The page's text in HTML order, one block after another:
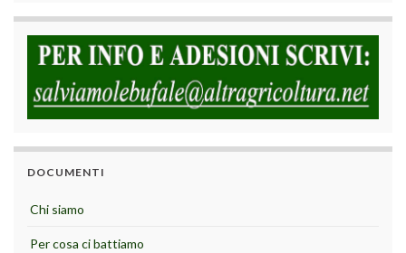
DOCUMENTI
Chi siamo
Per cosa ci battiamo